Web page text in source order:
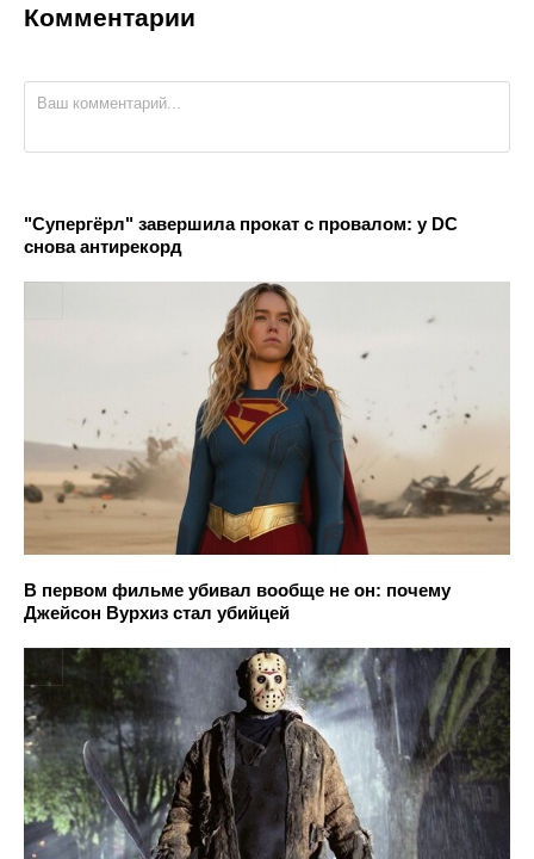
Комментарии
"Супергёрл" завершила прокат с провалом: у DC
снова антирекорд
В первом фильме убивал вообще не он: почему
Джейсон Вурхиз стал убийцей